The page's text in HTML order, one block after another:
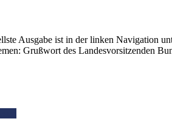
Ausgabe ist in der linken Navigation
Grußwort des Landesvorsitzenden